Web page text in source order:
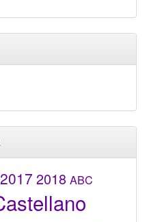
2017 2018 ABC